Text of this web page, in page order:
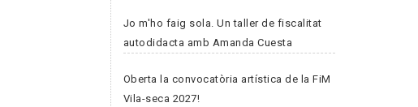
Jo m'ho faig sola. Un taller de fiscalitat
autodidacta amb Amanda Cuesta
Oberta la convocatòria artística de la FiM
Vila-seca 2027!